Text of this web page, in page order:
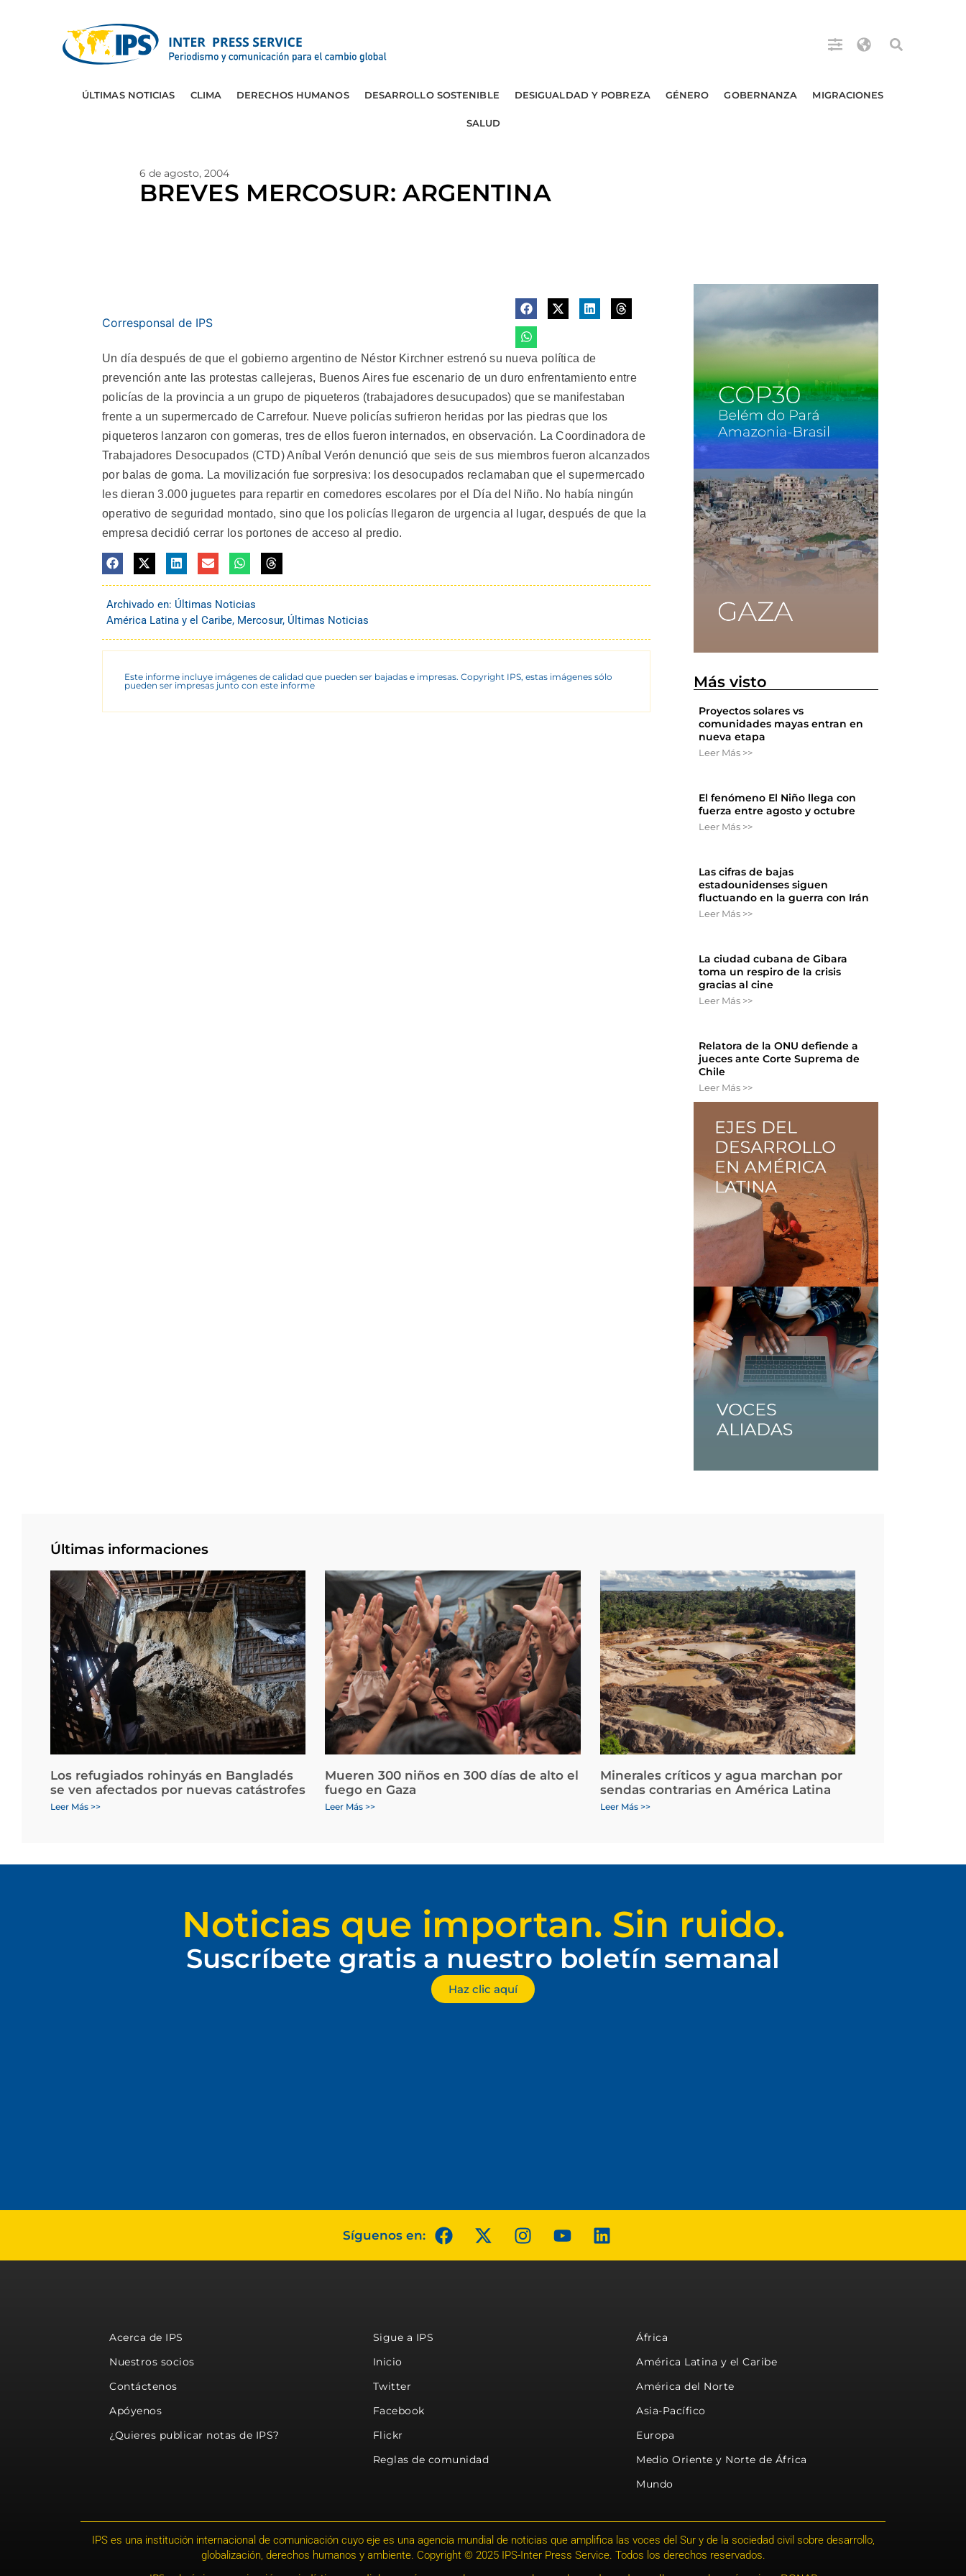
ÚLTIMAS NOTICIAS CLIMA DERECHOS HUMANOS DESARROLLO SOSTENIBLE DESIGUALDAD Y POBREZA GÉNERO GOBERNANZA MIGRACIONES
SALUD
6 de agosto, 2004
BREVES MERCOSUR: ARGENTINA
Corresponsal de IPS
Un día después de que el gobierno argentino de Néstor Kirchner estrenó su nueva política de
prevención ante las protestas callejeras, Buenos Aires fue escenario de un duro enfrentamiento entre
policías de la provincia a un grupo de piqueteros (trabajadores desucupados) que se manifestaban
frente a un supermercado de Carrefour. Nueve policías sufrieron heridas por las piedras que los
piqueteros lanzaron con gomeras, tres de ellos fueron internados, en observación. La Coordinadora de
Trabajadores Desocupados (CTD) Aníbal Verón denunció que seis de sus miembros fueron alcanzados
por balas de goma. La movilización fue sorpresiva: los desocupados reclamaban que el supermercado
les dieran 3.000 juguetes para repartir en comedores escolares por el Día del Niño. No había ningún
operativo de seguridad montado, sino que los policías llegaron de urgencia al lugar, después de que la
empresa decidió cerrar los portones de acceso al predio.
Archivado en: Últimas Noticias
América Latina y el Caribe, Mercosur, Últimas Noticias
Este informe incluye imágenes de calidad que pueden ser bajadas e impresas. Copyright IPS, estas imágenes sólo
pueden ser impresas junto con este informe
Más visto
Proyectos solares vs
comunidades mayas entran en
nueva etapa
Leer Más >>
El fenómeno El Niño llega con
fuerza entre agosto y octubre
Leer Más >>
Las cifras de bajas
estadounidenses siguen
fluctuando en la guerra con Irán
Leer Más >>
La ciudad cubana de Gibara
toma un respiro de la crisis
gracias al cine
Leer Más >>
Relatora de la ONU defiende a
jueces ante Corte Suprema de
Chile
Leer Más >>
Últimas informaciones
Los refugiados rohinyás en Bangladés
se ven afectados por nuevas catástrofes
Leer Más >>
Mueren 300 niños en 300 días de alto el
fuego en Gaza
Leer Más >>
Minerales críticos y agua marchan por
sendas contrarias en América Latina
Leer Más >>
Noticias que importan. Sin ruido.
Suscríbete gratis a nuestro boletín semanal
Haz clic aquí
Síguenos en:
Acerca de IPS
Nuestros socios
Contáctenos
Apóyenos
¿Quieres publicar notas de IPS?
Sigue a IPS
Inicio
Twitter
Facebook
Flickr
Reglas de comunidad
África
América Latina y el Caribe
América del Norte
Asia-Pacífico
Europa
Medio Oriente y Norte de África
Mundo
IPS es una institución internacional de comunicación cuyo eje es una agencia mundial de noticias que amplifica las voces del Sur y de la sociedad civil sobre desarrollo,
globalización, derechos humanos y ambiente. Copyright © 2025 IPS-Inter Press Service. Todos los derechos reservados.